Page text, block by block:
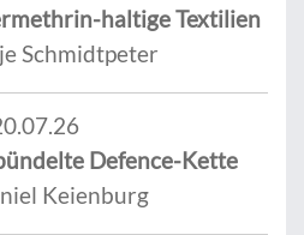
haltige Textilien
Schmidtpeter
Defence-Kette
Keienburg